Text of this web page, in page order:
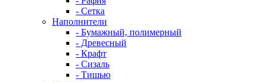
- Сетка
Наполнители
- Бумажный, полимерный
- Древесный
- Крафт
- Сизаль
- Тишью